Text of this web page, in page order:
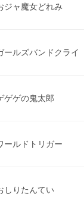
ジャ魔女どれみ
ールズバンドクライ
ゲゲの鬼太郎
ールドトリガー
しりたんてい